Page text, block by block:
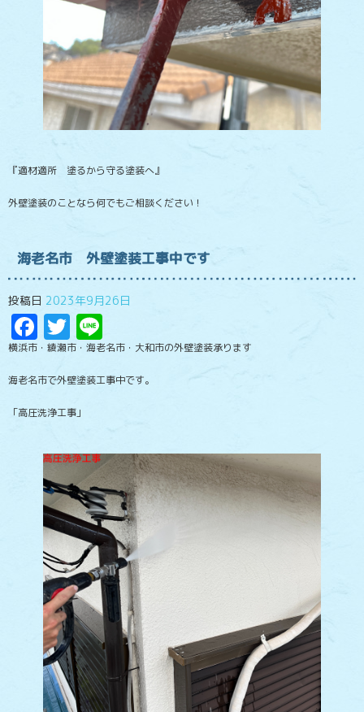
『適材適所 塗るから守る塗装へ』
外壁塗装のことなら何でもご相談ください！
海老名市 外壁塗装工事中です
投稿日 2023年9月26日
Facebook
Twitter
横浜市・綾瀬市・海老名市・大和市の外壁塗装承ります
海老名市で外壁塗装工事中です。
「高圧洗浄工事」